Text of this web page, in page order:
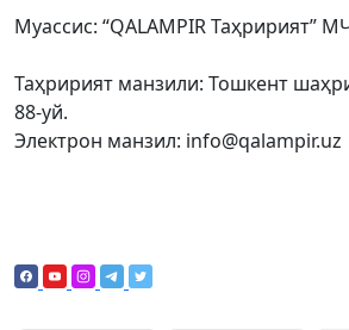
Муассис: “QALAMPIR Таҳририят”
Таҳририят манзили: Тошкент
88-уй.
Электрон манзил: info@qalampir.uz